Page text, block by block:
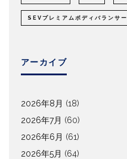
SEVプレミアムボディバランサー
アーカイブ
2026年8月 (18)
2026年7月 (60)
2026年6月 (61)
2026年5月 (64)